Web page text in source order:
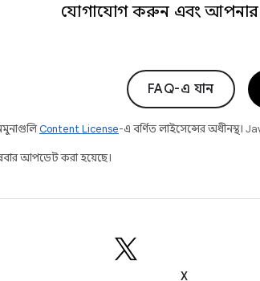
যোগাযোগ করুন এবং আপনার
FAQ-এ যান
Content License-এ বর্ণিত লাইসেন্সের অধীনস্থ।
আপডেট করা হয়েছে।
X